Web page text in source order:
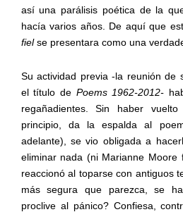
así una parálisis poética de la
hacía varios años. De aquí que
fielse presentara como una
Su actividad previa -la reunión de
el título de Poems 1962-2012-
regañadientes. Sin haber
principio, da la espalda al
adelante), se vio obligada a
eliminar nada (ni Marianne Moore
reaccionó al toparse con antiguos
más segura que parezca, se ha
proclive al pánico? Confiesa,